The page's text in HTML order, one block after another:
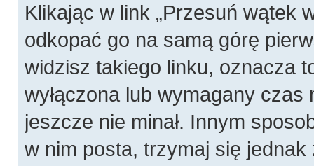
Klikając w link „Przesuń wątek
odkopać go na samą górę
widzisz takiego linku, oznacza
wyłączona lub wymagany
jeszcze nie minał. Innym
w nim posta, trzymaj się